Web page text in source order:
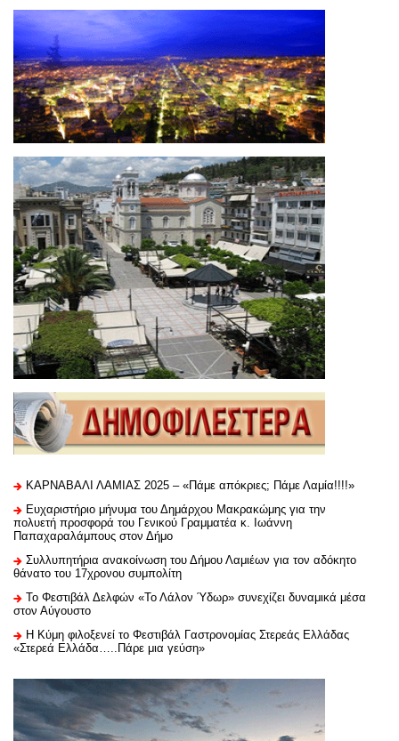
ΚΑΡΝΑΒΑΛΙ ΛΑΜΙΑΣ 2025 – «Πάμε απόκριες; Πάμε Λαμία!!!!»
Ευχαριστήριo μήνυμα του Δημάρχου Μακρακώμης για την
πολυετή προσφορά του Γενικού Γραμματέα κ. Ιωάννη
Παπαχαραλάμπους στον Δήμο
Συλλυπητήρια ανακοίνωση του Δήμου Λαμιέων για τον αδόκητο
θάνατο του 17χρονου συμπολίτη
Το Φεστιβάλ Δελφών «Το Λάλον Ύδωρ» συνεχίζει δυναμικά μέσα
στον Αύγουστο
Η Κύμη φιλοξενεί το Φεστιβάλ Γαστρονομίας Στερεάς Ελλάδας
«Στερεά Ελλάδα…..Πάρε μια γεύση»